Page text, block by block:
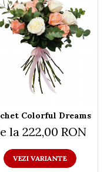
Colorful Dreams
la 222,00 RON
VEZI VARIANTE